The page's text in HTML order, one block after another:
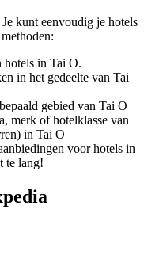
kunt eenvoudig je hotels
hotels in Tai O.
in het gedeelte van Tai
gebied van Tai O
merk of hotelklasse van
in Tai O
voor hotels in
te lang!